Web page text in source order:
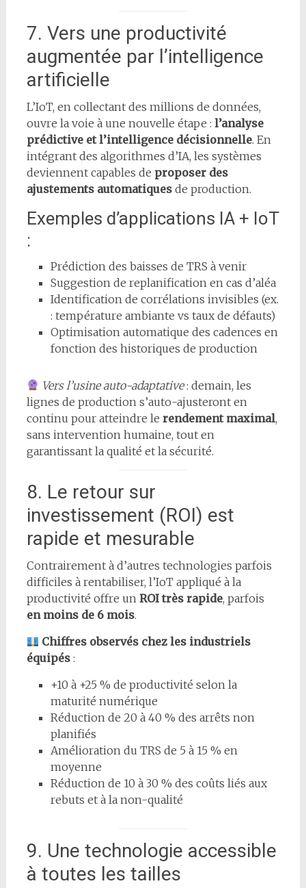
7. Vers une productivité
augmentée par l’intelligence
artificielle
L’IoT, en collectant des millions de données,
ouvre la voie à une nouvelle étape : l’analyse
prédictive et l’intelligence décisionnelle. En
intégrant des algorithmes d’IA, les systèmes
deviennent capables de proposer des
ajustements automatiquesde production.
Exemples d’applications IA + IoT
:
Prédiction des baisses de TRS à venir
Suggestion de replanification en cas d’aléa
Identification de corrélations invisibles (ex.
: température ambiante vs taux de défauts)
Optimisation automatique des cadences en
fonction des historiques de production
Vers l’usine auto-adaptative: demain, les
lignes de production s’auto-ajusteront en
continu pour atteindre le rendement maximal,
sans intervention humaine, tout en
garantissant la qualité et la sécurité.
8. Le retour sur
investissement (ROI) est
rapide et mesurable
Contrairement à d’autres technologies parfois
difficiles à rentabiliser, l’IoT appliqué à la
productivité offre un ROI très rapide, parfois
en moins de 6 mois.
Chiffres observés chez les industriels
équipés:
+10 à +25 % de productivité selon la
maturité numérique
Réduction de 20 à 40 % des arrêts non
planifiés
Amélioration du TRS de 5 à 15 % en
moyenne
Réduction de 10 à 30 % des coûts liés aux
rebuts et à la non-qualité
9. Une technologie accessible
à toutes les tailles